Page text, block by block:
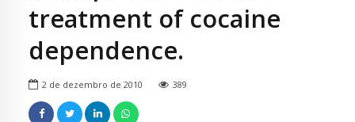
treatment of cocaine
dependence.
2 de dezembro de 2010 389